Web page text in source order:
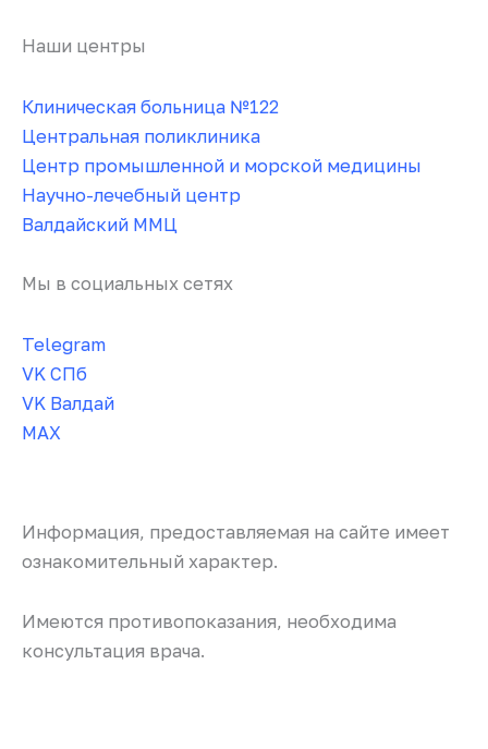
Наши центры
Клиническая больница №122
Центральная поликлиника
Центр промышленной и морской медицины
Научно-лечебный центр
Валдайский ММЦ
Мы в социальных сетях
Telegram
VK СПб
VK Валдай
MAX
Информация, предоставляемая на сайте имеет
ознакомительный характер.
Имеются противопоказания, необходима
консультация врача.